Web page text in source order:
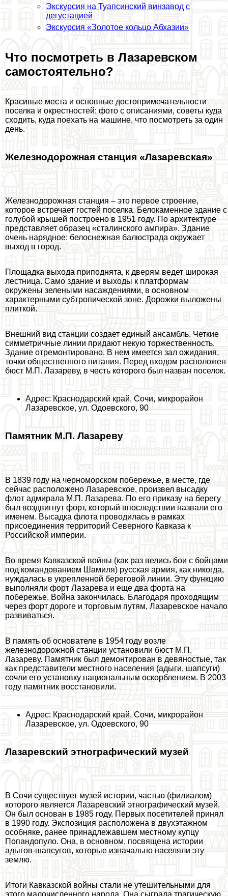
Экскурсия на Туапсинский винзавод с
дегустацией
Экскурсия «Золотое кольцо Абхазии»
Что посмотреть в Лазаревском
самостоятельно?
Красивые места и основные достопримечательности
поселка и окрестностей: фото с описаниями, советы куда
сходить, куда поехать на машине, что посмотреть за один
день.
Железнодорожная станция «Лазаревская»
Железнодорожная станция – это первое строение,
которое встречает гостей поселка. Белокаменное здание с
гoлyбой крышей построено в 1951 году. По архитектуре
представляет образец «сталинского ампира». Здание
очень нарядное: белоснежная балюстрада окружает
выход в город.
Площадка выхода приподнята, к дверям ведет широкая
лестница. Само здание и выходы к платформам
окружены зелеными насаждениями, в основном
хаpaктерными субтропической зоне. Дорожки выложены
плиткой.
Внешний вид станции создает единый ансамбль. Четкие
симметричные линии придают некую торжественность.
Здание отремонтировано. В нем имеется зал ожидания,
точки общественного питания. Перед входом расположен
бюcт М.П. Лазареву, в честь которого был назван поселок.
Адрес: Краснодарский край, Сочи, микрорайон
Лазаревское, ул. Одоевского, 90
Памятник М.П. Лазареву
В 1839 году на черноморском побережье, в месте, где
сейчас расположено Лазаревское, произвел высадку
флот адмирала М.П. Лазарева. По его приказу на берегу
был воздвигнут форт, который впоследствии назвали его
именем. Высадка флота проводилась в рамках
присоединения территорий Северного Кавказа к
Российской империи.
Во время Кавказской войны (как раз велись бои с бойцами
под комaндованием Шамиля) русская армия, как никогда,
нуждалась в укрепленной береговой линии. Эту функцию
выполняли форт Лазарева и еще два форта на
побережье. Война закончилась. Благодаря проходящим
через форт дороге и торговым путям, Лазаревское начало
развиваться.
В память об основателе в 1954 году возле
железнодорожной станции установили бюcт М.П.
Лазареву. Памятник был демонтирован в девяностые, так
как представители местного населения (адыги, шапсуги)
сочли его установку национальным оскорблением. В 2003
году памятник восстановили.
Адрес: Краснодарский край, Сочи, микрорайон
Лазаревское, ул. Одоевского, 90
Лазаревский этнографический музей
В Сочи существует музей истории, частью (филиалом)
которого является Лазаревский этнографический музей.
Он был основан в 1985 году. Первых посетителей принял
в 1990 году. Экспозиция расположена в двухэтажном
особняке, ранее принадлежавшем местному купцу
Попандопуло. Она, в основном, посвящена истории
адыгов-шапсугов, которые изначально населяли эту
землю.
Итоги Кавказской войны стали не утешительными для